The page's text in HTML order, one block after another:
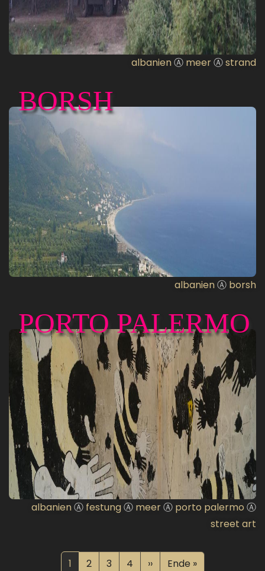
albanienⒶ meerⒶstrand
BORSH
albanienⒶ borsh
PORTO PALERMO
albanienⒶ festungⒶ meerⒶ porto palermo Ⓐ
street art
Seitennummerierung
Aktuelle Seite
1 Seite
2 Seite
3 Seite
4 Nächste Seite
›› Letzte Seite
Ende »